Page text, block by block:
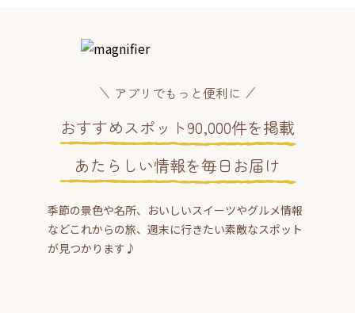
アプリでもっと便利に
おすすめスポット90,000件を掲載
あたらしい情報を毎日お届け
季節の景色や名所、おいしいスイーツやグルメ情報
などこれからの旅、週末に行きたい素敵なスポット
が見つかります♪